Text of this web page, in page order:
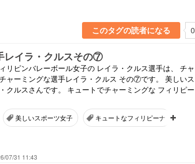
このタグの読者になる 0
レイラ・クルスその⑦
リピンバレーボール女子の レイラ・クルス選手は、 チャ
ャーミングな選手レイラ・クルス その⑦です。 美しいス
クルスさんです。 キュートでチャーミングな フィリピー
美しいスポーツ女子 キュートなフィリピーナ
07/31 11:43